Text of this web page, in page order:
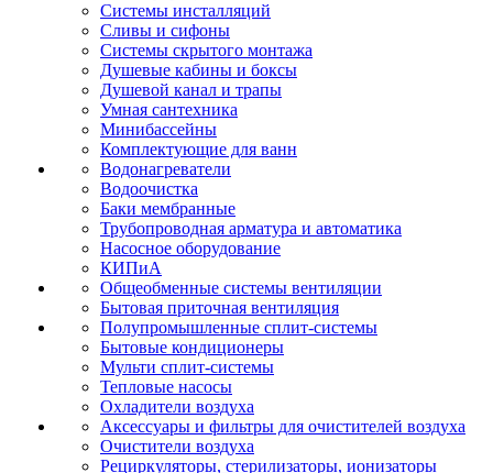
Системы инсталляций
Сливы и сифоны
Системы скрытого монтажа
Душевые кабины и боксы
Душевой канал и трапы
Умная сантехника
Минибассейны
Комплектующие для ванн
Водонагреватели
Водоочистка
Баки мембранные
Трубопроводная арматура и автоматика
Насосное оборудование
КИПиА
Общеобменные системы вентиляции
Бытовая приточная вентиляция
Полупромышленные сплит-системы
Бытовые кондиционеры
Мульти сплит-системы
Тепловые насосы
Охладители воздуха
Аксессуары и фильтры для очистителей воздуха
Очистители воздуха
Рециркуляторы, стерилизаторы, ионизаторы